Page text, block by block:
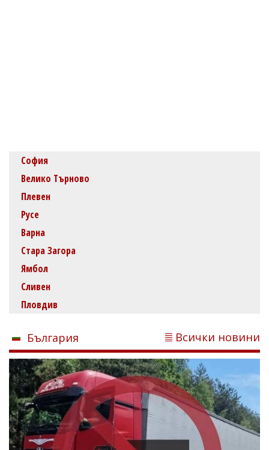
София
Велико Търново
Плевен
Русе
Варна
Стара Загора
Ямбол
Сливен
Пловдив
България Всички новини